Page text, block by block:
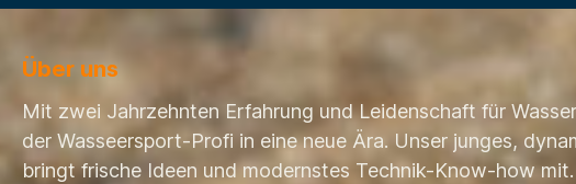
Über uns
Mit zwei Jahrzehnten Erfahrung und Leidenschaft für
der Wasseersport-Profi in eine neue Ära. Unser junges,
bringt frische Ideen und modernstes Technik-Know-how mit.